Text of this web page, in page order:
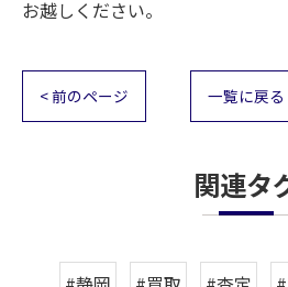
お越しください。
< 前のページ 一覧に戻る
関連タ